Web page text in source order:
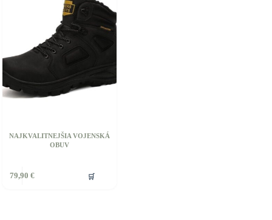
NAJKVALITNEJŠIA VOJENSKÁ
OBUV
79,90 € 🛒